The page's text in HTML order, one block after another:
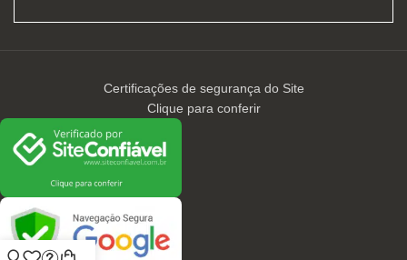
Certificações de segurança do Site
Clique para conferir